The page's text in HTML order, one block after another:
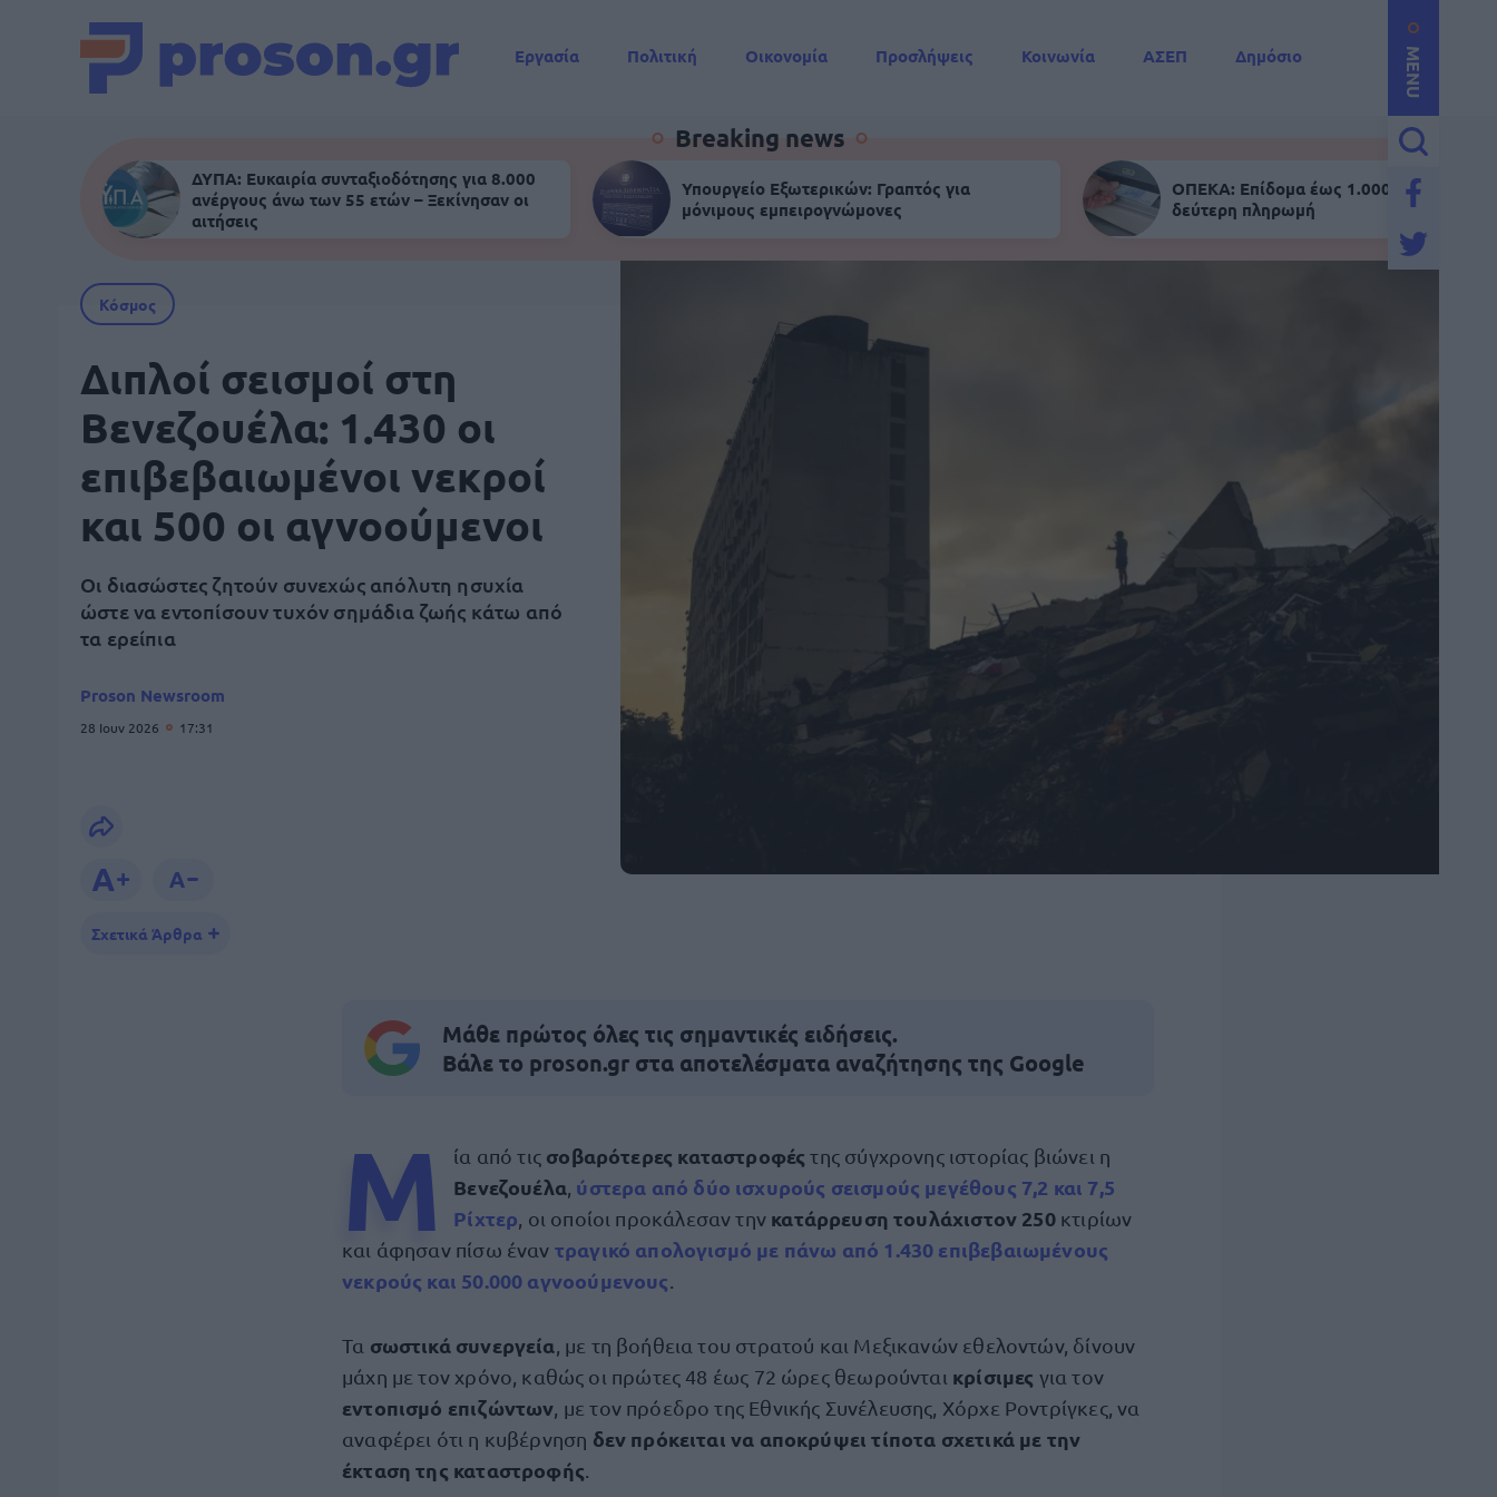
MENU
Εργασία Πολιτική Οικονομία Προσλήψεις Κοινωνία ΑΣΕΠ
Δημόσιο
Breaking news
ΔΥΠΑ: Ευκαιρία συνταξιοδότησης για 8.000
ανέργους άνω των 55 ετών – Ξεκίνησαν οι
αιτήσεις
Υπουργείο Εξωτερικών: Γραπτός για
μόνιμους εμπειρογνώμονες
ΟΠΕΚΑ: Επίδομα έως 1.000 ευρώ -
δεύτερη πληρωμή
Κόσμος
Διπλοί σεισμοί στη
Βενεζουέλα: 1.430 οι
επιβεβαιωμένοι νεκροί
και 500 οι αγνοούμενοι
Οι διασώστες ζητούν συνεχώς απόλυτη ησυχία
ώστε να εντοπίσουν τυχόν σημάδια ζωής κάτω από
τα ερείπια
Proson Newsroom
28 Ιουν 2026 17:31
Σχετικά Άρθρα
Μάθε πρώτος όλες τις σημαντικές ειδήσεις.
Βάλε το proson.gr στα αποτελέσματα αναζήτησης της Google
Μ ία από τις σοβαρότερες καταστροφές της σύγχρονης ιστορίας βιώνει η
Βενεζουέλα ύστερα από δύο ισχυρούς σεισμούς μεγέθους 7,2 και 7,5
Ρίχτερ , οι οποίοι προκάλεσαν την κατάρρευση τουλάχιστον 250κτιρίων
και άφησαν πίσω έναν τραγικό απολογισμό με πάνω από 1.430 επιβεβαιωμένους
νεκρούς και 50.000 αγνοούμενους
Τα σωστικά συνεργεία , με τη βοήθεια του στρατού και Μεξικανών εθελοντών, δίνουν
μάχη με τον χρόνο, καθώς οι πρώτες 48 έως 72 ώρες θεωρούνται κρίσιμες για τον
εντοπισμό επιζώντων , με τον πρόεδρο της Εθνικής Συνέλευσης, Χόρχε Ροντρίγκες, να
αναφέρει ότι η κυβέρνηση δεν πρόκειται να αποκρύψει τίποτα σχετικά με την
έκταση της καταστροφής